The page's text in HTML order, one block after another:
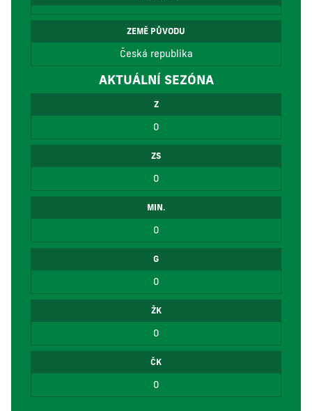
ZEMĚ PŮVODU
Česká republika
AKTUÁLNÍ SEZÓNA
Z
0
ZS
0
MIN.
0
G
0
ŽK
0
ČK
0